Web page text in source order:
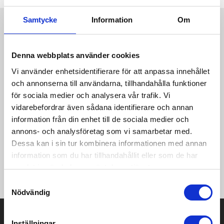
Samtycke Information Om
Denna webbplats använder cookies
Vi använder enhetsidentifierare för att anpassa innehållet
och annonserna till användarna, tillhandahålla funktioner
för sociala medier och analysera vår trafik. Vi
vidarebefordrar även sådana identifierare och annan
information från din enhet till de sociala medier och
annons- och analysföretag som vi samarbetar med.
Dessa kan i sin tur kombinera informationen med annan
information som du har tillhandahållit eller som de har
samlat in när du har använt deras tjänster.
Nödvändig
ProduktinformationSpecifikationerPristabellRecensioner (954st)
·300 g/m² ·3 Layer recycled material (3Lr): ·Shell: 94% Recycled
polyester (RCS certified), 6% Elastane ·Mid: 100% Recycled
TPU (Thermo Polyurethane) waterproof & breathable
membrane: Waterproof 10000mm, Breathable 3000mvp,
Windproof ·Inner: 100% Recycled polyester anti-pilling
microfleece - RCS certified ·Durable Water Repellent (DWR)
coating ·PFAS/Fluorine free - compliant with OEKO-TEX®
STANDARD 100 (January 2024) ·3Lr® - fully recycled 3-layer
softshell fabric ·High Waterproof rating: 10000 mm ·High
breathability rating: 3000 g/m²/24hrs ·Water-repellent
insulation ·Fixed 3-part adjustable hood with chin protection
Prisuppgift på mailen?